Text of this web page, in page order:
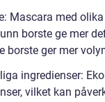
Mascara med
borste ge mer
borste ger mer
ingredienser:
vilket kan